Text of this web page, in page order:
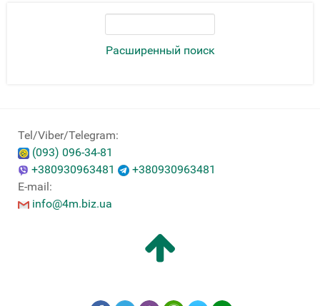
Расширенный поиск
Tel/Viber/Telegram:
(093) 096-34-81
+380930963481
+380930963481
E-mail:
info@4m.biz.ua